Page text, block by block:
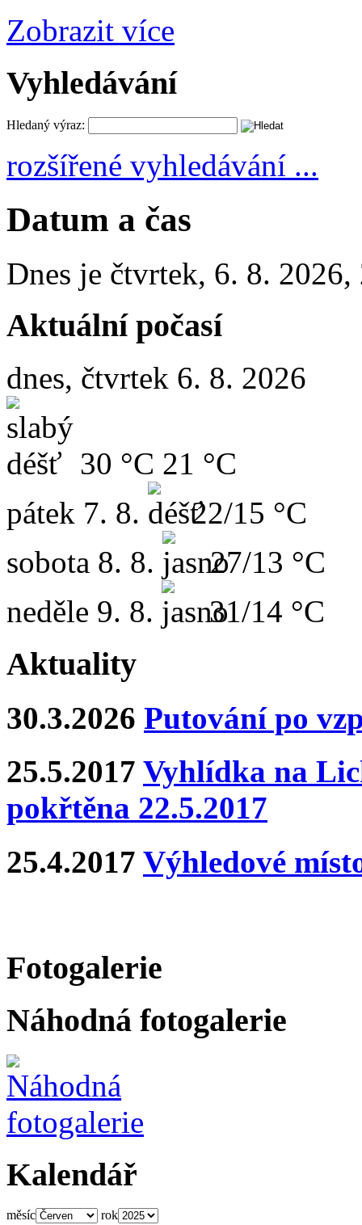
Zobrazit více
Vyhledávání
Hledaný výraz:
rozšířené vyhledávání ...
Datum a čas
Dnes je čtvrtek, 6. 8. 2026,
Aktuální počasí
dnes, čtvrtek 6. 8. 2026
30 °C 21 °C
pátek 7. 8.
22/15 °C
sobota 8. 8.
27/13 °C
neděle 9. 8. 31/14 °C
Aktuality
30.3.2026 Putování po
25.5.2017 Vyhlídka na
pokřtěna 22.5.2017
25.4.2017 Výhledové
Fotogalerie
Náhodná fotogalerie
Kalendář
měsíc rok